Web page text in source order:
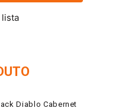
Diablo Cabernet